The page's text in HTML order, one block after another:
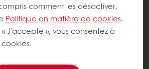
comment les désactiver,
Politique en matière de cookies.
J'accepte », vous consentez à